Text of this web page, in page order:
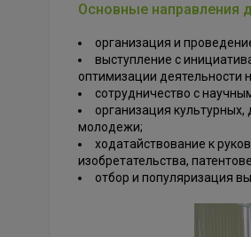
Основные направления
организация и
выступление с
оптимизации деятельности
сотрудничество с
организация
молодежи;
ходатайствование к
изобретательства,
отбор и популяризация